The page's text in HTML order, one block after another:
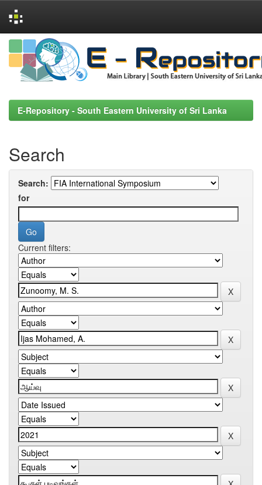
Skip
navigation
E-Repository - South Eastern University of Sri Lanka
Search
Search:
for
Current filters: